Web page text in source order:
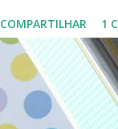
de papéis para formar
presente para o chá
sob encomenda, e
todo o Brasil pelos
encantar uma grávida
COMPARTILHAR 1